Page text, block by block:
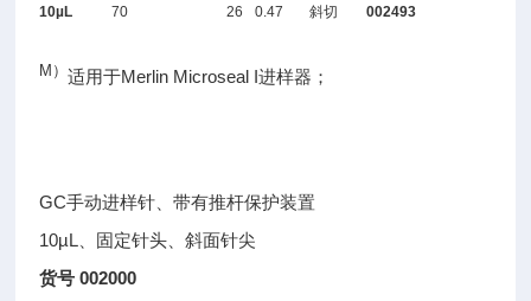
10µL
70 26 0.47 斜切 002493
M）适用于Merlin Microseal I进样器；
GC手动进样针、带有推杆保护装置
10µL、固定针头、斜面针尖
货号 002000